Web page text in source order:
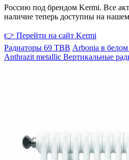
Россию под брендом Kermi. Все
наличие теперь доступны на
👉 Перейти на сайт Kermi
Радиаторы 69 ТВВ Arbonia в белом
Anthrazit metallic Вертикальные